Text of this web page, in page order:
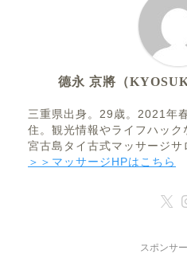
德永 京將（
三重県出身。29歳。2021年
住。観光情報やライフハック
宮古島タイ古式マッサージサ
＞＞マッサージHPはこちら
スポンサ